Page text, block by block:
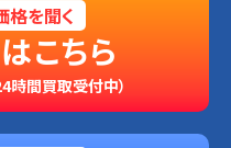
格を聞く
こちら
時間買取受付中）